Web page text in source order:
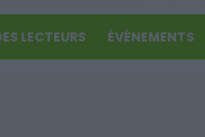
LECTEURS ÉVÉNEMENTS